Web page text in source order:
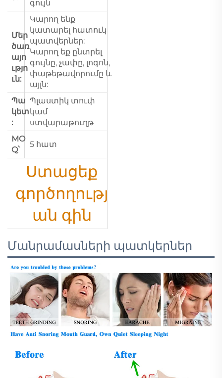
գույն
Մեր
ծառ
այո
ւթյո
ւն:
Կարող ենք
կատարել հատուկ
պատվերներ:
Կարող եք ընտրել
գույնը, չափը, լոգոն,
փաթեթավորումը և
այլն:
Պա
կետ
:
Պլաստիկ տուփ
կամ
ստվարաթուղթ
MO
Q՝
5 հատ
Ստացեք
գործողությ
ան գին
Մանրամասների պատկերներ